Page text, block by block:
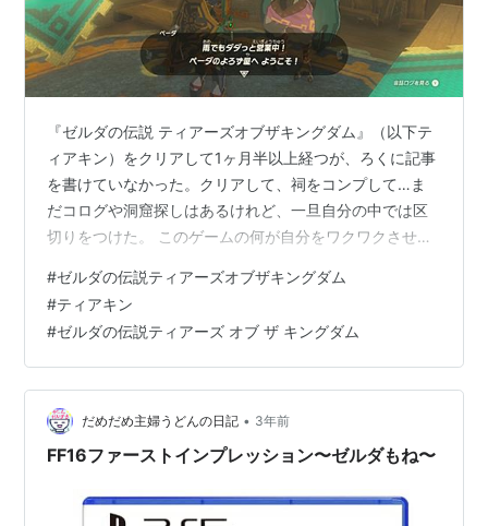
『ゼルダの伝説 ティアーズオブザキングダム』（以下テ
ィアキン）をクリアして1ヶ月半以上経つが、ろくに記事
を書けていなかった。クリアして、祠をコンプして…ま
だコログや洞窟探しはあるけれど、一旦自分の中では区
切りをつけた。 このゲームの何が自分をワクワクさせて
ことがありすぎてまとまっていない。 今日は一点だけに
絞って書きたいと思う。タイトルにもある"手応え"の
話。 大筋の物語はあるものの"どういった順番に進めても
良い" 広大なマップで、多くのイベントやクエストが用意
されている 時間帯の概念、天気の概念が存在している こ
ういったオープンに設計された世…
#ゼルダの伝説ティアーズオブザキングダム
#ティアキン
#ゼルダの伝説ティアーズ オブ ザ キングダム
だめだめ主婦うどんの日記 • 3年前
FF16ファーストインプレッション〜ゼルダもね〜